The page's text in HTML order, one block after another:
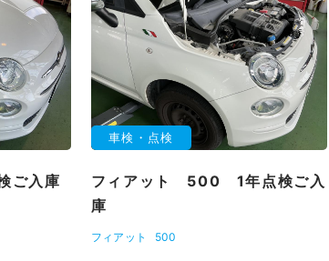
ご入庫
車検・点検
フィアット 500 1年点検ご入
庫
フィアット 500